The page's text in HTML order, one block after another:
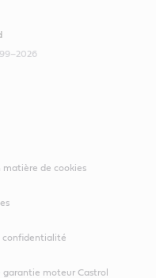
matière de cookies
confidentialité
garantie moteur Castrol